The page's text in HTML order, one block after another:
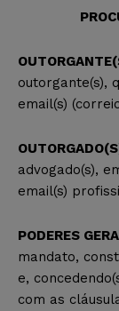
outorgante(s),
email(s)
advogado(s),
email(s)
PODERES
mandato,
e,
com as